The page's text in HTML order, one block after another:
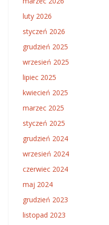
luty 2026
styczeń 2026
grudzień 2025
wrzesień 2025
lipiec 2025
kwiecień 2025
marzec 2025
styczeń 2025
grudzień 2024
wrzesień 2024
czerwiec 2024
maj 2024
grudzień 2023
listopad 2023